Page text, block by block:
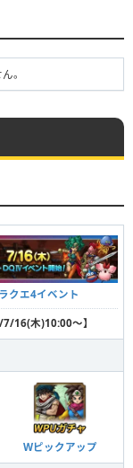
。
クエ4イベント
7/16(木)10:00～】
Wピックアップ